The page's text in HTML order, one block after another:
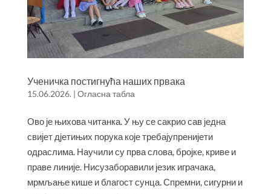
Ученичка постигнућа наших првака
15.06.2026. | Огласна табла
Ово је њихова читанка. У њу се сакрио сав једна
свијет дјетињих порука које требајупренијети
одраслима. Научили су прва слова, бројке, криве и
праве линије. Нисузаборавили језик играчака,
мрмљање кише и благост сунца. Спремни, сигурни и